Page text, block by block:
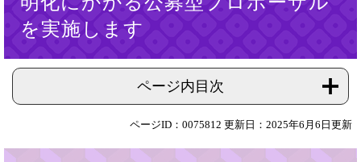
を実施します
ページ内目次
ページID：0075812 更新日：2025年6月6日更新